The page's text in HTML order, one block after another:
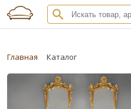
Главная Каталог